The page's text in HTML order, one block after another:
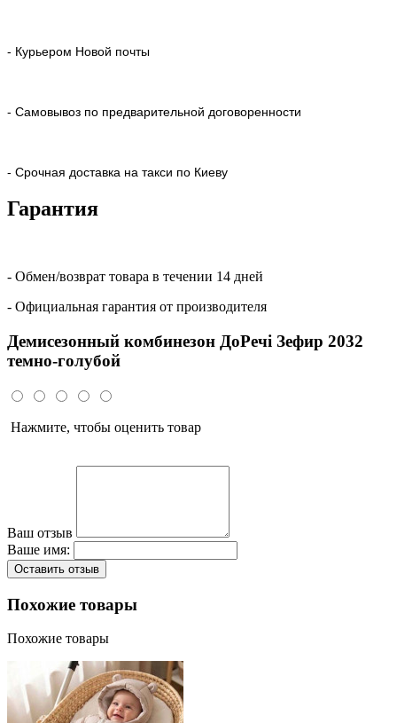
- Курьером Новой почты
- Самовывоз по предварительной договоренности
- Срочная доставка на такси по Киеву
Гарантия
- Обмен/возврат товара в течении 14 дней
- Официальная гарантия от производителя
Демисезонный комбинезон ДоРечі Зефир 2032
темно-голубой
Нажмите, чтобы оценить товар
Ваш отзыв
Ваше имя:
Оставить отзыв
Похожие товары
Похожие товары